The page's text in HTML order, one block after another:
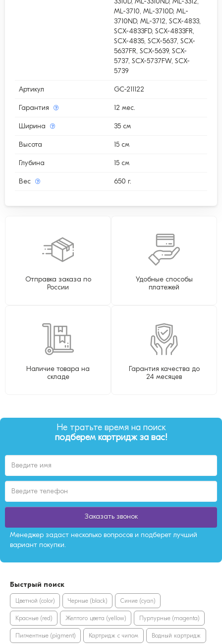
ML-3710, ML-3710D, ML-
3710ND, ML-3712, SCX-4833,
SCX-4833FD, SCX-4833FR,
SCX-4835, SCX-5637, SCX-
5637FR, SCX-5639, SCX-
5737, SCX-5737FW, SCX-
5739
Артикул GC-211122
Гарантия 12 мес.
Ширина 35 см
Высота 15 см
Глубина 15 см
Вес 650 г.
Отправка заказа по
России
Удобные способы
платежей
Наличие товара на
складе
Гарантия качества до
24 месяцев
Не тратьте время на поиск
подберем картридж за вас!
Заказать звонок
Менеджер задаст несколько вопросов и подберет лучший
вариант покупки.
Быстрый поиск
Цветной (color) Черные (black) Синие (cyan)
Красные (red) Желтого цвета (yellow) Пурпурные (magenta)
Пигментные (pigment) Картридж с чипом Водный картридж